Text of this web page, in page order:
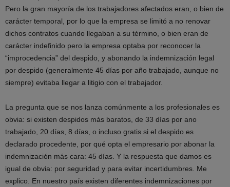
Pero la gran mayoría de los trabajadores afectados eran, o bien de
carácter temporal, por lo que la empresa se limitó a no renovar
dichos contratos cuando llegaban a su término, o bien eran de
carácter indefinido pero la empresa optaba por reconocer la
“improcedencia” del despido, y abonando la indemnización legal
por despido (generalmente 45 días por año trabajado, aunque no
siempre) evitaba llegar a litigio con el trabajador.
La pregunta que se nos lanza comúnmente a los profesionales es
obvia: si existen despidos más baratos, de 33 días por ano
trabajado, 20 días, 8 días, o incluso gratis si el despido es
declarado procedente, por qué opta el empresario por abonar la
indemnización más cara: 45 días. Y la respuesta que damos es
igual de obvia: por seguridad y para evitar incertidumbres. Me
explico. En nuestro país existen diferentes indemnizaciones por